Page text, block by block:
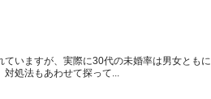
いますが、実際に30代の未婚率は男女ともに
対処法もあわせて探って...